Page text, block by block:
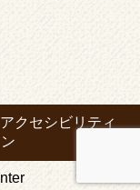
アクセシビリティ